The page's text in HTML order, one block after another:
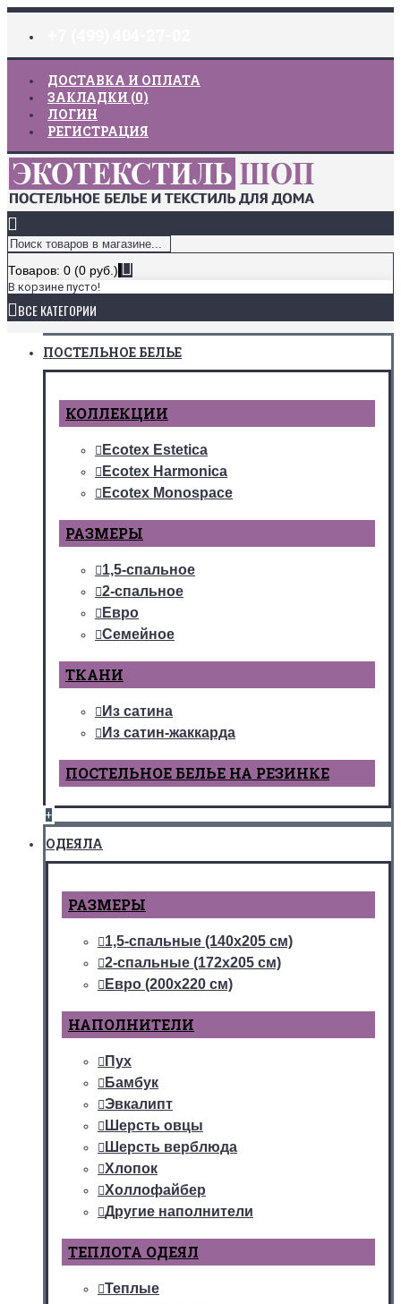
ДОСТАВКА И ОПЛАТА
ЗАКЛАДКИ (0)
ЛОГИН
РЕГИСТРАЦИЯ
Товаров: 0 (0 руб.)
В корзине пусто!
ВСЕ КАТЕГОРИИ
ПОСТЕЛЬНОЕ БЕЛЬЕ
КОЛЛЕКЦИИ
Ecotex Estetica
Ecotex Harmonica
Ecotex Monospace
РАЗМЕРЫ
1,5-спальное
2-спальное
Евро
Семейное
ТКАНИ
Из сатина
Из сатин-жаккарда
ПОСТЕЛЬНОЕ БЕЛЬЕ НА РЕЗИНКЕ
+
ОДЕЯЛА
РАЗМЕРЫ
1,5-спальные (140х205 см)
2-спальные (172х205 см)
Евро (200х220 см)
НАПОЛНИТЕЛИ
Пух
Бамбук
Эвкалипт
Шерсть овцы
Шерсть верблюда
Хлопок
Холлофайбер
Другие наполнители
ТЕПЛОТА ОДЕЯЛ
Теплые